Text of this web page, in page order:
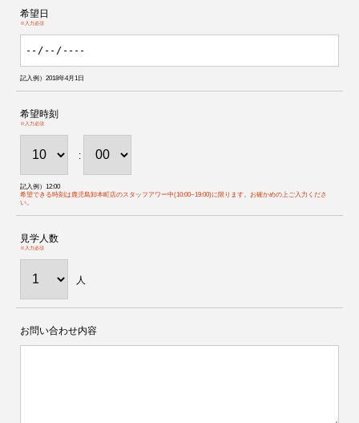
希望日
※入力必須
記入例）2018年4月1日
希望時刻
※入力必須
:
記入例）12:00
希望できる時刻は鹿児島卸本町店のスタッフアワー中(10:00~19:00)に限ります。お確かめの上ご入力くださ
い。
見学人数
※入力必須
人
お問い合わせ内容